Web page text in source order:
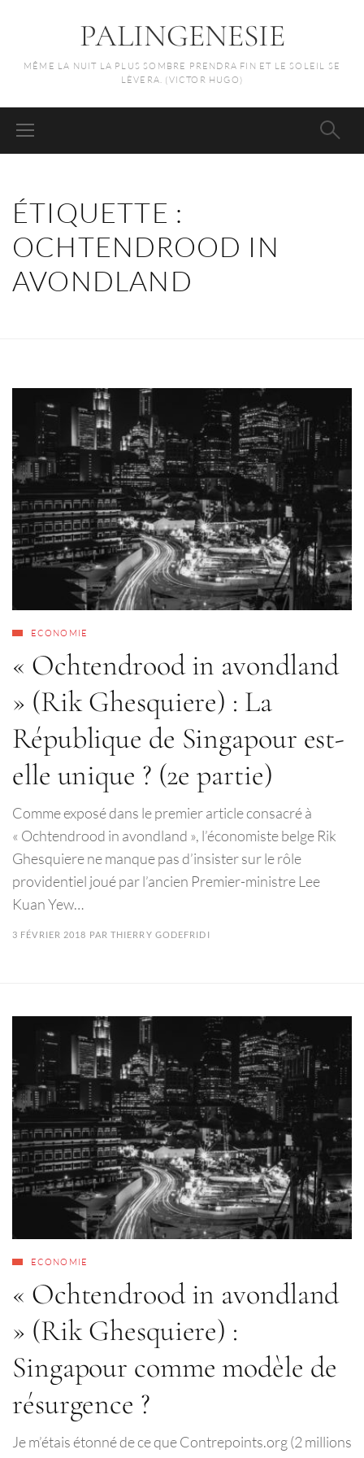
PALINGENESIE
MÊME LA NUIT LA PLUS SOMBRE PRENDRA FIN ET LE SOLEIL SE
LÈVERA. (VICTOR HUGO)
ÉTIQUETTE :
OCHTENDROOD IN
AVONDLAND
ECONOMIE
« Ochtendrood in avondland
» (Rik Ghesquiere) : La
République de Singapour est-
elle unique ? (2e partie)
Comme exposé dans le premier article consacré à
« Ochtendrood in avondland », l’économiste belge Rik
Ghesquiere ne manque pas d’insister sur le rôle
providentiel joué par l’ancien Premier-ministre Lee
Kuan Yew…
3 FÉVRIER 2018 PAR THIERRY GODEFRIDI
ECONOMIE
« Ochtendrood in avondland
» (Rik Ghesquiere) :
Singapour comme modèle de
résurgence ?
Je m’étais étonné de ce que Contrepoints.org (2 millions